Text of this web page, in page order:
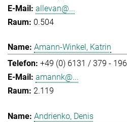
allevan@...
0.504
Amann-Winkel, Katrin
+49 (0) 6131 / 379 - 196
amannk@...
2.119
Andrienko, Denis